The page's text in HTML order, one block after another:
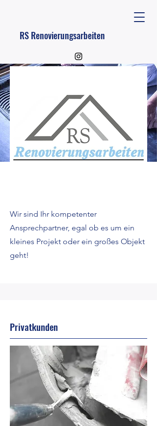
RS Renovierungsarbeiten
Wir sind Ihr kompetenter
Ansprechpartner, egal ob es um ein
kleines Projekt oder ein großes Objekt
geht!
Privatkunden